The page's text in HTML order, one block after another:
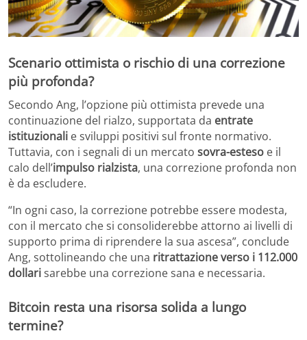
Scenario ottimista o rischio di una correzione
più profonda?
Secondo Ang, l’opzione più ottimista prevede una
continuazione del rialzo, supportata da entrate
istituzionali e sviluppi positivi sul fronte normativo.
Tuttavia, con i segnali di un mercato sovra-esteso e il
calo dell’impulso rialzista, una correzione profonda non
è da escludere.
“In ogni caso, la correzione potrebbe essere modesta,
con il mercato che si consoliderebbe attorno ai livelli di
supporto prima di riprendere la sua ascesa”, conclude
Ang, sottolineando che una ritrattazione verso i 112.000
dollarisarebbe una correzione sana e necessaria.
Bitcoin resta una risorsa solida a lungo
termine?